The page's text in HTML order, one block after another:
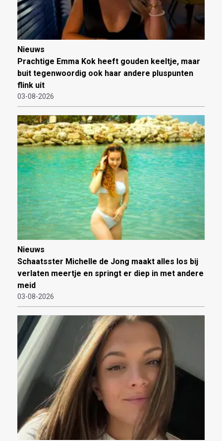
Nieuws
Prachtige Emma Kok heeft gouden keeltje, maar
buit tegenwoordig ook haar andere pluspunten
flink uit
03-08-2026
Nieuws
Schaatsster Michelle de Jong maakt alles los bij
verlaten meertje en springt er diep in met andere
meid
03-08-2026